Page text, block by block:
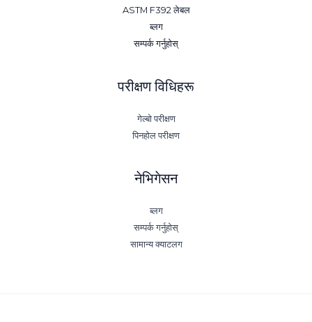
ASTM F392 लेबल
ब्लग
सम्पर्क गर्नुहोस्
परीक्षण विधिहरू
गेल्बो परीक्षण
पिनहोल परीक्षण
नेभिगेसन
ब्लग
सम्पर्क गर्नुहोस्
सामान्य क्याटलग